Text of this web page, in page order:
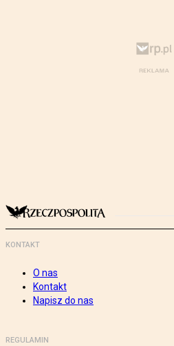
KONTAKT
O nas
Kontakt
Napisz do nas
REGULAMIN